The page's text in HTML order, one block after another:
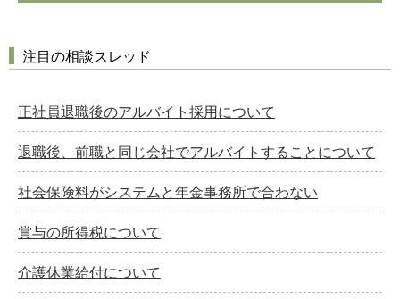
注目の相談スレッド
正社員退職後のアルバイト採用について
退職後、前職と同じ会社でアルバイトすることについて
社会保険料がシステムと年金事務所で合わない
賞与の所得税について
介護休業給付について